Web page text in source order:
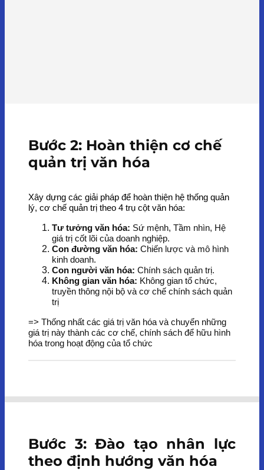
Bước 2: Hoàn thiện cơ chế
quản trị văn hóa
Xây dựng các giải pháp để hoàn thiện hệ thống quản
lý, cơ chế quản trị theo 4 trụ cột văn hóa:
Tư tưởng văn hóa: Sứ mệnh, Tầm nhìn, Hệ
giá trị cốt lõi của doanh nghiệp.
Con đường văn hóa: Chiến lược và mô hình
kinh doanh.
Con người văn hóa: Chính sách quản trị.
Không gian văn hóa: Không gian tổ chức,
truyền thông nội bộ và cơ chế chính sách quản
trị
=> Thống nhất các giá trị văn hóa và chuyển những
giá trị này thành các cơ chế, chính sách để hữu hình
hóa trong hoạt động của tổ chức
Bước 3: Đào tạo nhân lực
theo định hướng văn hóa